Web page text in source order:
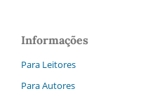
Informações
Para Leitores
Para Autores